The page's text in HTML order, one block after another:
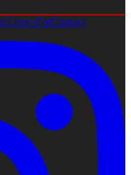
Livre d'orContact